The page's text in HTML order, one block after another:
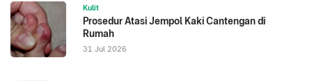
Kulit
Prosedur Atasi Jempol Kaki Cantengan di
Rumah
31 Jul 2026